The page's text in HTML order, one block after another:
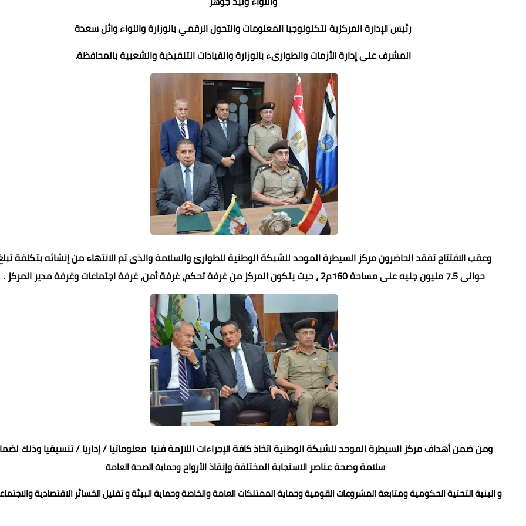
رئيس الإدارة المركزية لتكنولوجيا المعلومات والتحول الرقمي بالوزارة واللواء وائل سعدة
المشرف على إدارة الأزمات والطوارىء بالوزارة والقيادات التنفيذية والشعبية بالمحافظة.
وعقب الافتتاح تفقد الحاضرون مركز السيطرة الموحد للشبكة الوطنية للطوارئ والسلامة والذى تم الانتهاء من إنشائه بتكلفة
حوالى 7.5 مليون جنيه على مساحة 160م2 ، حيث يتكون المركز من غرفة تحكم، غرفة أمن، غرفة اجتماعات وغرفة مدير المركز .
ومن ضمن أهداف مركز السيطرة الموحد للشبكة الوطنية اتخاذ كافة الإجراءات اللازمة فنيا معلوماتيا / إداريا / تنسيقيا وذلك
سلامة وصحة عناصر الاستجابة المختلفة وإنقاذ الأرواحوحماية الصحة العامة
و البنية التحتية الحكومية ومتابعة المشروعات القومية وحماية الممتلكات العامة والخاصة وحماية البيئة و تقليل الخسائر الاقتصادية